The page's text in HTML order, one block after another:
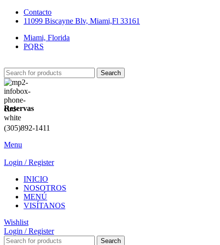
Contacto
11099 Biscayne Blv, Miami,Fl 33161
Miami, Florida
PQRS
Search
Reservas
(305)892-1411
Menu
Login / Register
INICIO
NOSOTROS
MENÚ
VISÍTANOS
Wishlist
Login / Register
Search